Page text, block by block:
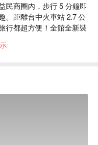
民商圈內，步行 5 分鐘即
。距離台中火車站 2.7 公
行都超方便！全館全新裝